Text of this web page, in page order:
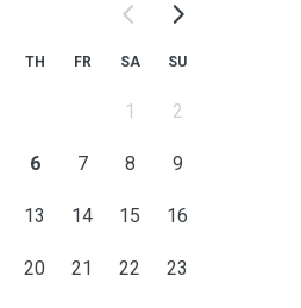
TH FR SA SU
1 2
6 7 8 9
13 14 15 16
20 21 22 23